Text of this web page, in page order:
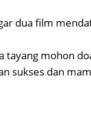
dua film
tayang mohon
sukses dan